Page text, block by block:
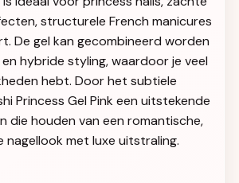
structurele French manicures
De gel kan gecombineerd worden
hybride styling, waardoor je veel
hebt. Door het subtiele
Princess Gel Pink een uitstekende
die houden van een romantische,
nagellook met luxe uitstraling.